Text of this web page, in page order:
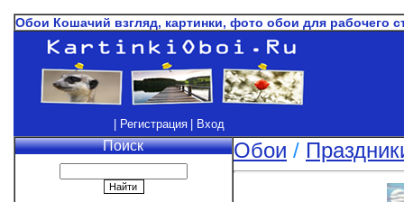
Обои Кошачий взгляд, картинки, фото обои для рабочего
| Регистрация | Вход
Поиск Обои /